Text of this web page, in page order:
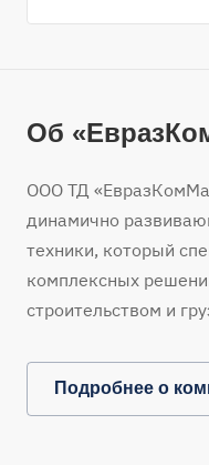
Об
ООО ТД
динамично
техники, который
комплексных
строительством и
Подробнее о